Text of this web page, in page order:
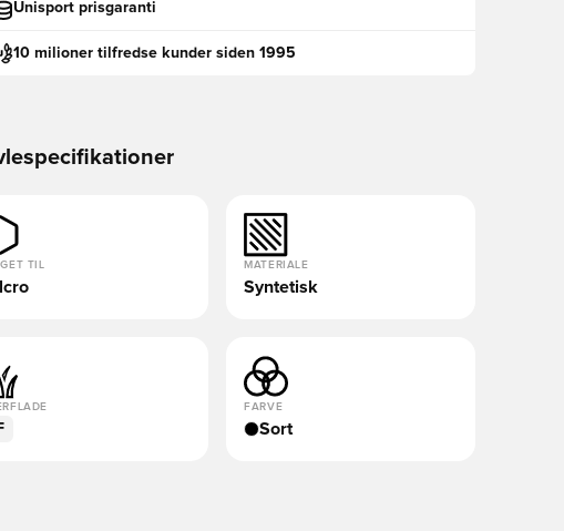
Unisport prisgaranti
10 milioner tilfredse kunder siden 1995
TIL MATERIALE
Syntetisk
FARVE
Sort